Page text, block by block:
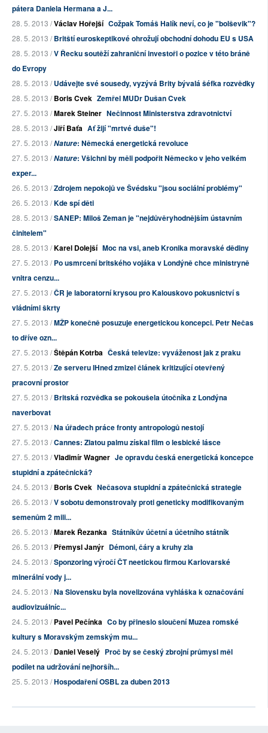
pátera Daniela Hermana a J...
28. 5. 2013 /Václav Hořejší Cožpak Tomáš Halík neví, co je "bolševik"?
28. 5. 2013 /Britští euroskeptikové ohrožují obchodní dohodu EU s USA
28. 5. 2013 /V Řecku soutěží zahraniční investoři o pozice v této bráně
do Evropy
28. 5. 2013 /Udávejte své sousedy, vyzývá Brity bývalá šéfka rozvědky
28. 5. 2013 /Boris Cvek Zemřel MUDr Dušan Cvek
27. 5. 2013 /Marek Steiner Nečinnost Ministerstva zdravotnictví
28. 5. 2013 /Jiří Baťa Ať žijí "mrtvé duše"!
27. 5. 2013 /Nature: Německá energetická revoluce
27. 5. 2013 /Nature: Všichni by měli podpořit Německo v jeho velkém
exper...
26. 5. 2013 /Zdrojem nepokojů ve Švédsku "jsou sociální problémy"
26. 5. 2013 /Kde spí děti
28. 5. 2013 /SANEP: Miloš Zeman je "nejdůvěryhodnějším ústavním
činitelem"
28. 5. 2013 /Karel Dolejší Moc na vsi, aneb Kronika moravské dědiny
27. 5. 2013 /Po usmrcení britského vojáka v Londýně chce ministryně
vnitra cenzu...
27. 5. 2013 /ČR je laboratorní krysou pro Kalouskovo pokusnictví s
vládními škrty
27. 5. 2013 /MŽP konečně posuzuje energetickou koncepci. Petr Nečas
to dříve ozn...
27. 5. 2013 /Štěpán Kotrba Česká televize: vyváženost jak z praku
27. 5. 2013 /Ze serveru IHned zmizel článek kritizující otevřený
pracovní prostor
27. 5. 2013 /Britská rozvědka se pokoušela útočníka z Londýna
naverbovat
27. 5. 2013 /Na úřadech práce fronty antropologů nestojí
27. 5. 2013 /Cannes: Zlatou palmu získal film o lesbické lásce
27. 5. 2013 /Vladimír Wagner Je opravdu česká energetická koncepce
stupidní a zpátečnická?
24. 5. 2013 /Boris Cvek Nečasova stupidní a zpátečnická strategie
26. 5. 2013 /V sobotu demonstrovaly proti geneticky modifikovaným
semenům 2 mili...
26. 5. 2013 /Marek Řezanka Státníkův účetní a účetního státník
26. 5. 2013 /Přemysl Janýr Démoni, čáry a kruhy zla
24. 5. 2013 /Sponzoring výročí ČT neetickou firmou Karlovarské
minerální vody j...
24. 5. 2013 /Na Slovensku byla novelizována vyhláška k označování
audiovizuálníc...
24. 5. 2013 /Pavel Pečínka Co by přineslo sloučení Muzea romské
kultury s Moravským zemským mu...
24. 5. 2013 /Daniel Veselý Proč by se český zbrojní průmysl měl
podílet na udržování nejhoršíh...
25. 5. 2013 /Hospodaření OSBL za duben 2013